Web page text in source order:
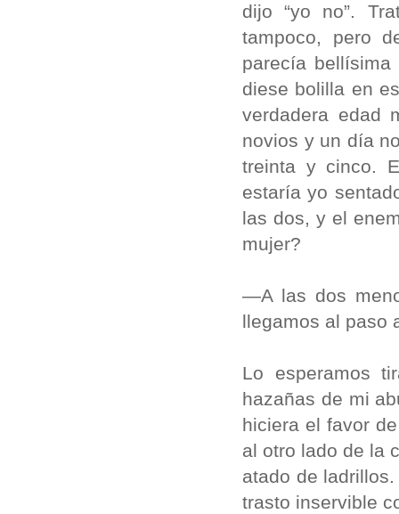
dijo “yo no”.
tampoco, pero
parecía
diese bolilla en
ver­dadera edad
novios y un día
treinta y cinco.
estaría yo
las dos, y el
mujer?
—A las dos
llegamos al paso
Lo esperamos
hazañas de mi
hiciera el fa­vor
al otro lado de la
atado de
trasto inser­vible